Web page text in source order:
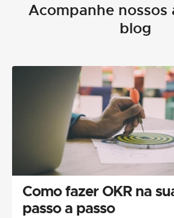
Acompanhe nossos
blog
Como fazer OKR na
passo a passo